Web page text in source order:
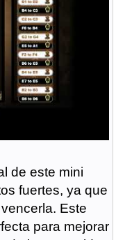
de este mini
fuertes, ya que
Este
para mejorar